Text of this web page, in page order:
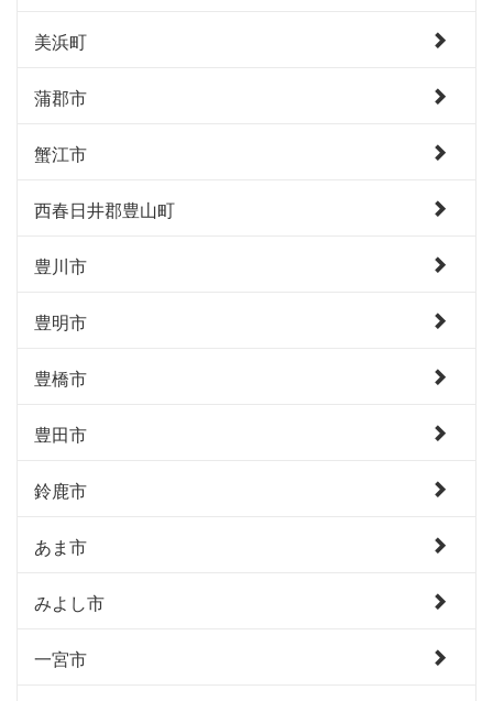
美浜町
蒲郡市
蟹江市
西春日井郡豊山町
豊川市
豊明市
豊橋市
豊田市
鈴鹿市
あま市
みよし市
一宮市